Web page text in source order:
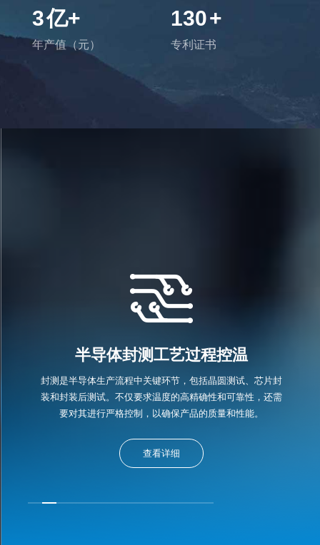
3亿+
年产值（元）
130+
专利证书
半导体封测工艺过程控温
封测是半导体生产流程中关键环节，包括晶圆测试、芯片封
装和封装后测试。不仅要求温度的高精确性和可靠性，还需
要对其进行严格控制，以确保产品的质量和性能。
查看详细